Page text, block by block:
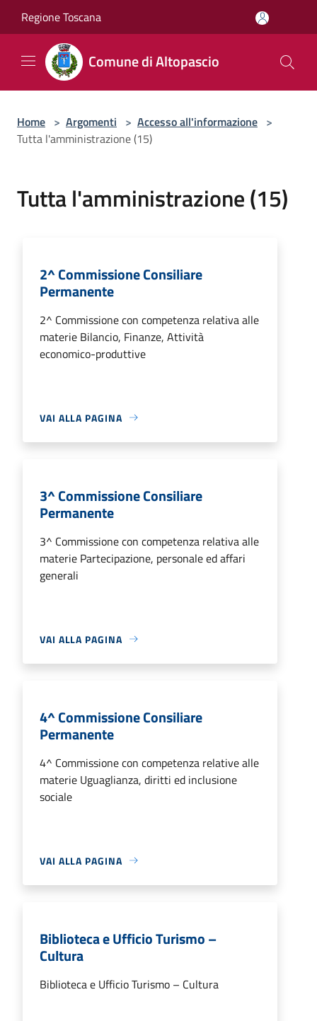
Regione Toscana
Comune di Altopascio
Home > Argomenti > Accesso all'informazione >
Tutta l'amministrazione (15)
Tutta l'amministrazione (15)
2^ Commissione Consiliare
Permanente
2^ Commissione con competenza relativa alle
materie Bilancio, Finanze, Attività
economico-produttive
VAI ALLA PAGINA
3^ Commissione Consiliare
Permanente
3^ Commissione con competenza relativa alle
materie Partecipazione, personale ed affari
generali
VAI ALLA PAGINA
4^ Commissione Consiliare
Permanente
4^ Commissione con competenza relative alle
materie Uguaglianza, diritti ed inclusione
sociale
VAI ALLA PAGINA
Biblioteca e Ufficio Turismo –
Cultura
Biblioteca e Ufficio Turismo – Cultura